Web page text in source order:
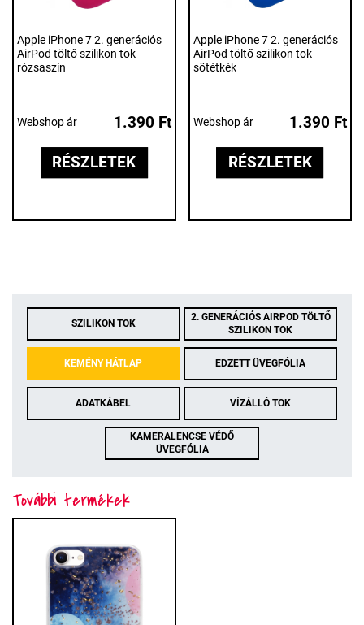
Apple iPhone 7 2. generációs
AirPod töltő szilikon tok
rózsaszín
Webshop ár 1.390 Ft
RÉSZLETEK
Apple iPhone 7 2. generációs
AirPod töltő szilikon tok
sötétkék
Webshop ár 1.390 Ft
RÉSZLETEK
SZILIKON TOK
2. GENERÁCIÓS AIRPOD TÖLTŐ
SZILIKON TOK
KEMÉNY HÁTLAP EDZETT ÜVEGFÓLIA
ADATKÁBEL VÍZÁLLÓ TOK
KAMERALENCSE VÉDŐ
ÜVEGFÓLIA
További termékek